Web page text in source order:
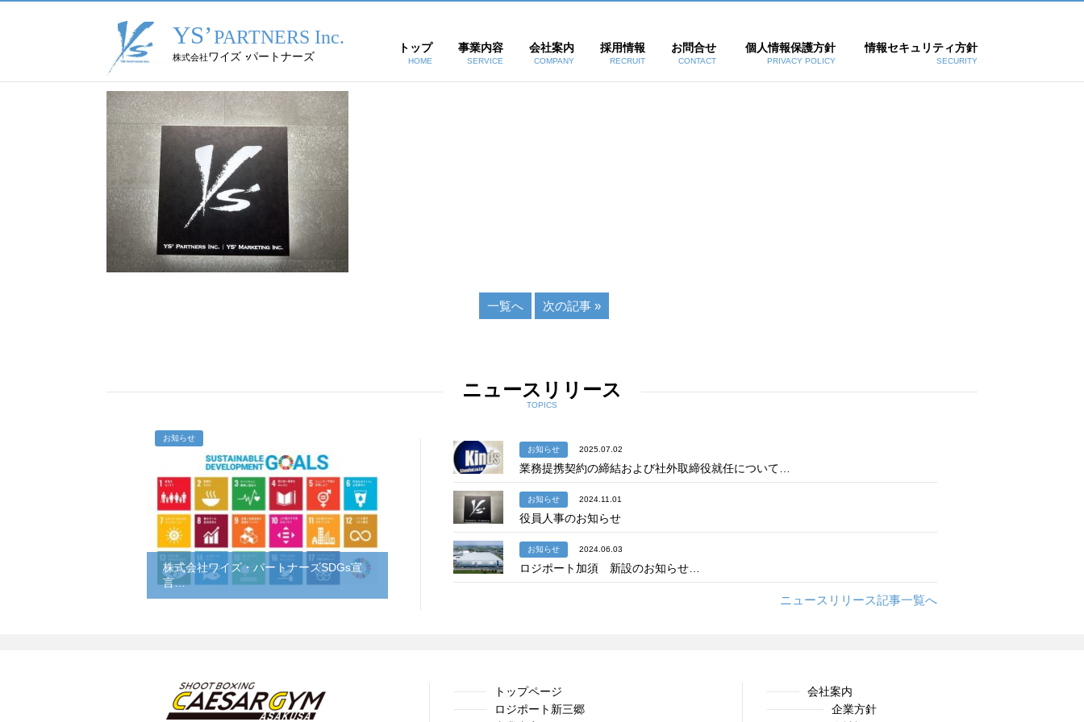
トップ
HOME
事業内容
SERVICE
会社案内
COMPANY
採用情報
RECRUIT
お問合せ
CONTACT
個人情報保護方針
PRIVACY POLICY
情報セキュリティ方針
SECURITY
一覧へ 次の記事 »
ニュースリリース
TOPICS
お知らせ
株式会社ワイズ・パートナーズSDGs宣
言…
お知らせ 2025.07.02
業務提携契約の締結および社外取締役就任について…
お知らせ 2024.11.01
役員人事のお知らせ
お知らせ 2024.06.03
ロジポート加須 新設のお知らせ…
ニュースリリース記事一覧へ
トップページ
ロジポート新三郷
会社案内
企業方針